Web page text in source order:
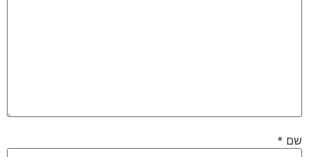
שם *